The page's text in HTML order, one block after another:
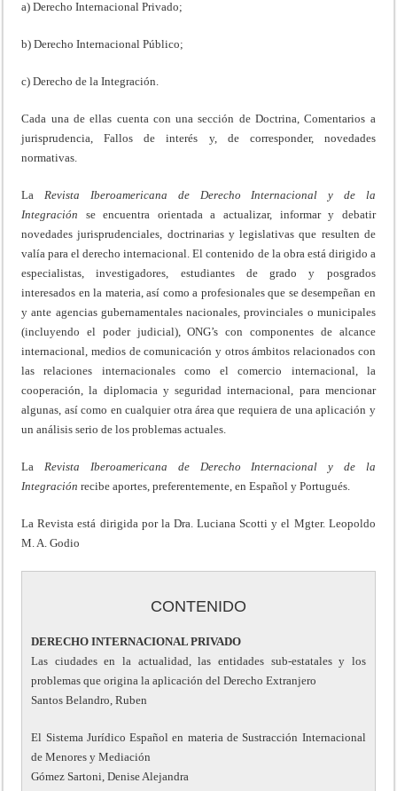
a) Derecho Internacional Privado;
b) Derecho Internacional Público;
c) Derecho de la Integración.
Cada una de ellas cuenta con una sección de Doctrina, Comentarios a
jurisprudencia, Fallos de interés y, de corresponder, novedades
normativas.
La Revista Iberoamericana de Derecho Internacional y de la
Integración se encuentra orientada a actualizar, informar y debatir
novedades jurisprudenciales, doctrinarias y legislativas que resulten de
valía para el derecho internacional. El contenido de la obra está dirigido a
especialistas, investigadores, estudiantes de grado y posgrados
interesados en la materia, así como a profesionales que se desempeñan en
y ante agencias gubernamentales nacionales, provinciales o municipales
(incluyendo el poder judicial), ONG’s con componentes de alcance
internacional, medios de comunicación y otros ámbitos relacionados con
las relaciones internacionales como el comercio internacional, la
cooperación, la diplomacia y seguridad internacional, para mencionar
algunas, así como en cualquier otra área que requiera de una aplicación y
un análisis serio de los problemas actuales.
La Revista Iberoamericana de Derecho Internacional y de la
Integración recibe aportes, preferentemente, en Español y Portugués.
La Revista está dirigida por la Dra. Luciana Scotti y el Mgter. Leopoldo
M. A. Godio
CONTENIDO
DERECHO INTERNACIONAL PRIVADO
Las ciudades en la actualidad, las entidades sub-estatales y los
problemas que origina la aplicación del Derecho Extranjero
Santos Belandro, Ruben
El Sistema Jurídico Español en materia de Sustracción Internacional
de Menores y Mediación
Gómez Sartoni, Denise Alejandra